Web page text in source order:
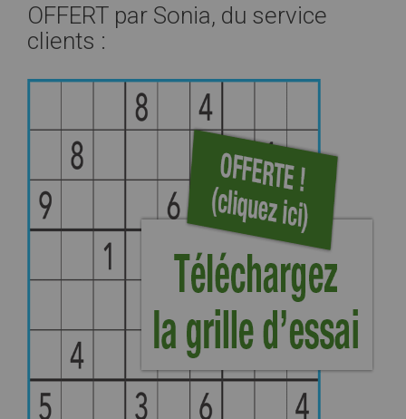
OFFERT par Sonia, du service
clients :